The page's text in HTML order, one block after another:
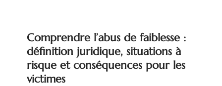
Comprendre l’abus de faiblesse :
définition juridique, situations à
risque et conséquences pour les
victimes